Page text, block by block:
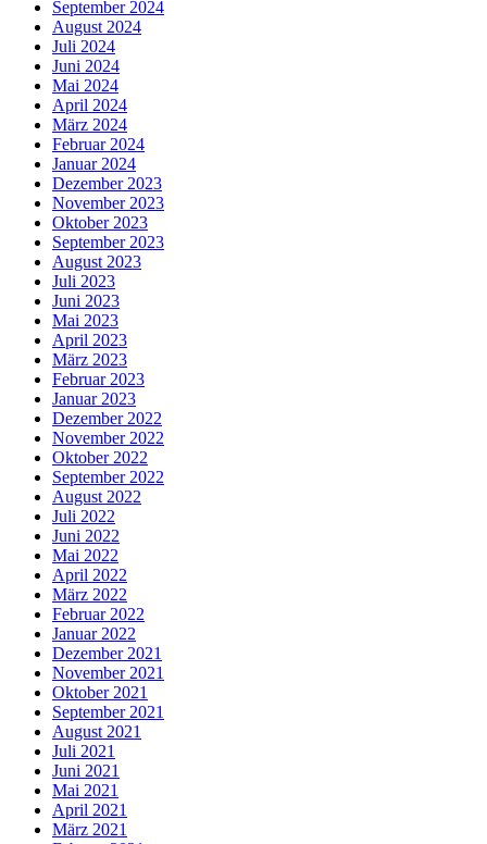
September 2024
August 2024
Juli 2024
Juni 2024
Mai 2024
April 2024
März 2024
Februar 2024
Januar 2024
Dezember 2023
November 2023
Oktober 2023
September 2023
August 2023
Juli 2023
Juni 2023
Mai 2023
April 2023
März 2023
Februar 2023
Januar 2023
Dezember 2022
November 2022
Oktober 2022
September 2022
August 2022
Juli 2022
Juni 2022
Mai 2022
April 2022
März 2022
Februar 2022
Januar 2022
Dezember 2021
November 2021
Oktober 2021
September 2021
August 2021
Juli 2021
Juni 2021
Mai 2021
April 2021
März 2021